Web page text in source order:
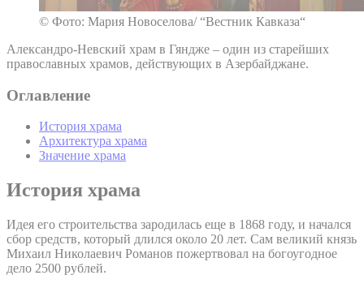
© Фото: Мария Новоселова/ “Вестник Кавказа“
Александро-Невский храм в Гяндже – один из старейших
православных храмов, действующих в Азербайджане.
Оглавление
История храма
Архитектура храма
Значение храма
История храма
Идея его строительства зародилась еще в 1868 году, и начался
сбор средств, который длился около 20 лет. Сам великий князь
Михаил Николаевич Романов пожертвовал на богоугодное
дело 2500 рублей.